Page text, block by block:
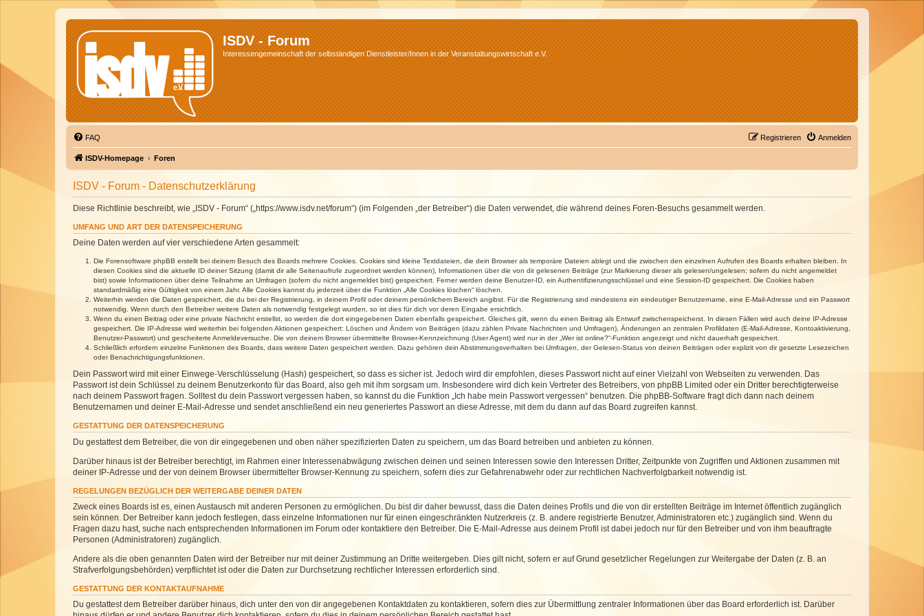
ISDV - Forum
Interessengemeinschaft der selbständigen Dienstleister/Innen in der Veranstaltungswirtschaft e.V.
FAQ Anmelden
Registrieren
ISDV-Homepage Foren
ISDV - Forum - Datenschutzerklärung
Diese Richtlinie beschreibt, wie „ISDV - Forum“ („https://www.isdv.net/forum“) (im Folgenden „der Betreiber“) die Daten verwendet, die während deines Foren-Besuchs gesammelt werden.
UMFANG UND ART DER DATENSPEICHERUNG
Deine Daten werden auf vier verschiedene Arten gesammelt:
Die Forensoftware phpBB erstellt bei deinem Besuch des Boards mehrere Cookies. Cookies sind kleine Textdateien, die dein Browser als temporäre Dateien ablegt und die zwischen den einzelnen Aufrufen des Boards erhalten bleiben. In
diesen Cookies sind die aktuelle ID deiner Sitzung (damit dir alle Seitenaufrufe zugeordnet werden können), Informationen über die von dir gelesenen Beiträge (zur Markierung dieser als gelesen/ungelesen; sofern du nicht angemeldet
bist) sowie Informationen über deine Teilnahme an Umfragen (sofern du nicht angemeldet bist) gespeichert. Ferner werden deine Benutzer-ID, ein Authentifizierungsschlüssel und eine Session-ID gespeichert. Die Cookies haben
standardmäßig eine Gültigkeit von einem Jahr. Alle Cookies kannst du jederzeit über die Funktion „Alle Cookies löschen“ löschen.
Weiterhin werden die Daten gespeichert, die du bei der Registrierung, in deinem Profil oder deinem persönlichem Bereich angibst. Für die Registrierung sind mindestens ein eindeutiger Benutzername, eine E-Mail-Adresse und ein Passwort
notwendig. Wenn durch den Betreiber weitere Daten als notwendig festgelegt wurden, so ist dies für dich vor deren Eingabe ersichtlich.
Wenn du einen Beitrag oder eine private Nachricht erstellst, so werden die dort eingegebenen Daten ebenfalls gespeichert. Gleiches gilt, wenn du einen Beitrag als Entwurf zwischenspeicherst. In diesen Fällen wird auch deine IP-Adresse
gespeichert. Die IP-Adresse wird weiterhin bei folgenden Aktionen gespeichert: Löschen und Ändern von Beiträgen (dazu zählen Private Nachrichten und Umfragen), Änderungen an zentralen Profildaten (E-Mail-Adresse, Kontoaktivierung,
Benutzer-Passwort) und gescheiterte Anmeldeversuche. Die von deinem Browser übermittelte Browser-Kennzeichnung (User Agent) wird nur in der „Wer ist online?“-Funktion angezeigt und nicht dauerhaft gespeichert.
Schließlich erfordern einzelne Funktionen des Boards, dass weitere Daten gespeichert werden. Dazu gehören dein Abstimmungsverhalten bei Umfragen, der Gelesen-Status von deinen Beiträgen oder explizit von dir gesetzte Lesezeichen
oder Benachrichtigungsfunktionen.
Dein Passwort wird mit einer Einwege-Verschlüsselung (Hash) gespeichert, so dass es sicher ist. Jedoch wird dir empfohlen, dieses Passwort nicht auf einer Vielzahl von Webseiten zu verwenden. Das
Passwort ist dein Schlüssel zu deinem Benutzerkonto für das Board, also geh mit ihm sorgsam um. Insbesondere wird dich kein Vertreter des Betreibers, von phpBB Limited oder ein Dritter berechtigterweise
nach deinem Passwort fragen. Solltest du dein Passwort vergessen haben, so kannst du die Funktion „Ich habe mein Passwort vergessen“ benutzen. Die phpBB-Software fragt dich dann nach deinem
Benutzernamen und deiner E-Mail-Adresse und sendet anschließend ein neu generiertes Passwort an diese Adresse, mit dem du dann auf das Board zugreifen kannst.
GESTATTUNG DER DATENSPEICHERUNG
Du gestattest dem Betreiber, die von dir eingegebenen und oben näher spezifizierten Daten zu speichern, um das Board betreiben und anbieten zu können.
Darüber hinaus ist der Betreiber berechtigt, im Rahmen einer Interessenabwägung zwischen deinen und seinen Interessen sowie den Interessen Dritter, Zeitpunkte von Zugriffen und Aktionen zusammen mit
deiner IP-Adresse und der von deinem Browser übermittelter Browser-Kennung zu speichern, sofern dies zur Gefahrenabwehr oder zur rechtlichen Nachverfolgbarkeit notwendig ist.
REGELUNGEN BEZÜGLICH DER WEITERGABE DEINER DATEN
Zweck eines Boards ist es, einen Austausch mit anderen Personen zu ermöglichen. Du bist dir daher bewusst, dass die Daten deines Profils und die von dir erstellten Beiträge im Internet öffentlich zugänglich
sein können. Der Betreiber kann jedoch festlegen, dass einzelne Informationen nur für einen eingeschränkten Nutzerkreis (z. B. andere registrierte Benutzer, Administratoren etc.) zugänglich sind. Wenn du
Fragen dazu hast, suche nach entsprechenden Informationen im Forum oder kontaktiere den Betreiber. Die E-Mail-Adresse aus deinem Profil ist dabei jedoch nur für den Betreiber und von ihm beauftragte
Personen (Administratoren) zugänglich.
Andere als die oben genannten Daten wird der Betreiber nur mit deiner Zustimmung an Dritte weitergeben. Dies gilt nicht, sofern er auf Grund gesetzlicher Regelungen zur Weitergabe der Daten (z. B. an
Strafverfolgungsbehörden) verpflichtet ist oder die Daten zur Durchsetzung rechtlicher Interessen erforderlich sind.
GESTATTUNG DER KONTAKTAUFNAHME
Du gestattest dem Betreiber darüber hinaus, dich unter den von dir angegebenen Kontaktdaten zu kontaktieren, sofern dies zur Übermittlung zentraler Informationen über das Board erforderlich ist. Darüber